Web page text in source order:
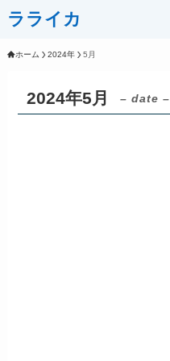
ラライカ
ホーム 2024年 5月
2024年5月 – date –